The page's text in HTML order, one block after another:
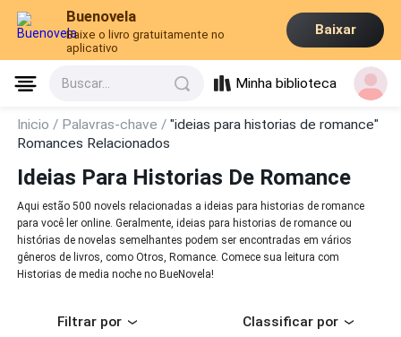
Buenovela
Baixe o livro gratuitamente no
aplicativo
Baixar
Buscar... Minha biblioteca
Inicio / Palavras-chave /"ideias para historias de romance"
Romances Relacionados
Ideias Para Historias De Romance
Aqui estão 500 novels relacionadas a ideias para historias de romance
para você ler online. Geralmente, ideias para historias de romance ou
histórias de novelas semelhantes podem ser encontradas em vários
gêneros de livros, como Otros, Romance. Comece sua leitura com
Historias de media noche no BueNovela!
Filtrar por Classificar por